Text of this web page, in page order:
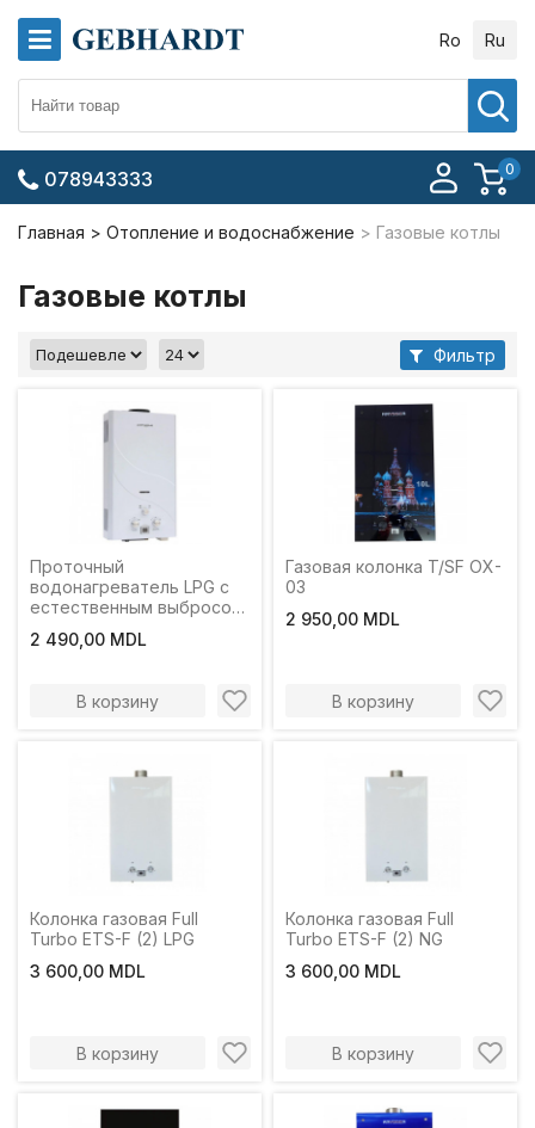
Ro Ru
0
078943333
Главная Отопление и водоснабжение Газовые котлы
Газовые котлы
Фильтр
Проточный
водонагреватель LPG с
естественным выбросом
EUROTERM ET W20-1A
2 490,00 MDL
В корзину
Газовая колонка T/SF OX-
03
2 950,00 MDL
В корзину
Колонка газовая Full
Turbo ETS-F (2) LPG
3 600,00 MDL
В корзину
Колонка газовая Full
Turbo ETS-F (2) NG
3 600,00 MDL
В корзину